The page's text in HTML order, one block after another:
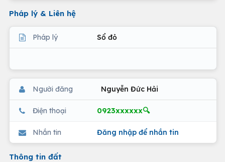
Pháp lý & Liên hệ
Pháp lý Sổ đỏ
Người đăng Nguyễn Đức Hải
Điện thoại 0923xxxxxx🔍
Nhắn tin Đăng nhập để nhắn tin
Thông tin đất